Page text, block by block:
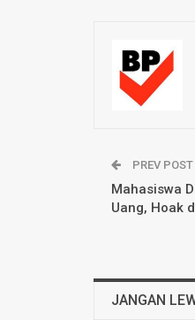
PREV POST
Mahasiswa
Uang, Hoak
JANGAN